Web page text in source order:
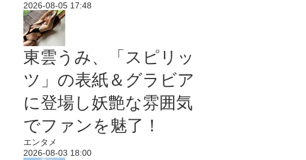
2026-08-05 17:48
東雲うみ、「スピリッ
ツ」の表紙＆グラビア
に登場し妖艶な雰囲気
でファンを魅了！
エンタメ
2026-08-03 18:00